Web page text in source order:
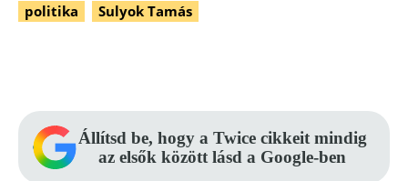
politika
Sulyok Tamás
Állítsd be, hogy a Twice cikkeit mindig
az elsők között lásd a Google-ben